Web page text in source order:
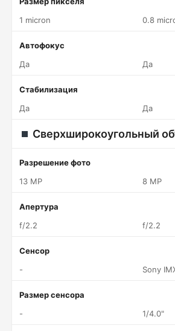
1 micron
0.8
Автофокус
Да
Да
Стабилизация
Да
Да
Сверхширокоугольный
Разрешение фото
13 MP
8 MP
Апертура
f/2.2
f/2.2
Сенсор
-
Sony
Размер сенсора
-
1/4.0"